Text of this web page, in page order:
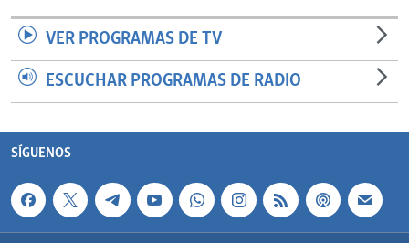
VER PROGRAMAS DE TV
ESCUCHAR PROGRAMAS DE RADIO
SÍGUENOS